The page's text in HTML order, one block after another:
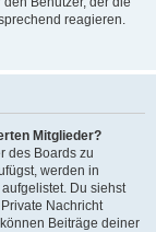
reagieren.
Mitglieder?
des Boards zu
werden in
Du siehst
Nachricht
Beiträge deiner